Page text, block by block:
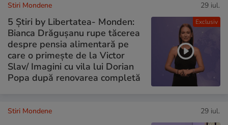
Exclusiv
Stiri Mondene 29 iul.
5 Știri by Libertatea- Monden:
Bianca Drăgușanu rupe tăcerea
despre pensia alimentară pe
care o primește de la Victor
Slav/ Imagini cu vila lui Dorian
Popa după renovarea completă
Stiri Mondene 29 iul.